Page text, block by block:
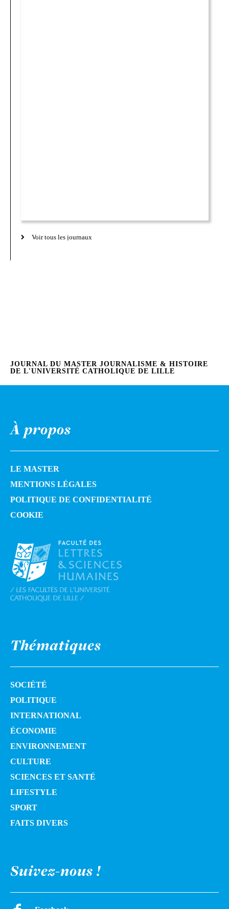
Voir tous les journaux
JOURNAL DU MASTER JOURNALISME & HISTOIRE
DE L'UNIVERSITÉ CATHOLIQUE DE LILLE
À propos
LE MASTER
MENTIONS LÉGALES
POLITIQUE DE CONFIDENTIALITÉ
COOKIE
Thématiques
SOCIÉTÉ
POLITIQUE
INTERNATIONAL
ÉCONOMIE
ENVIRONNEMENT
CULTURE
SCIENCES ET SANTÉ
LIFESTYLE
SPORT
FAITS DIVERS
Suivez-nous !